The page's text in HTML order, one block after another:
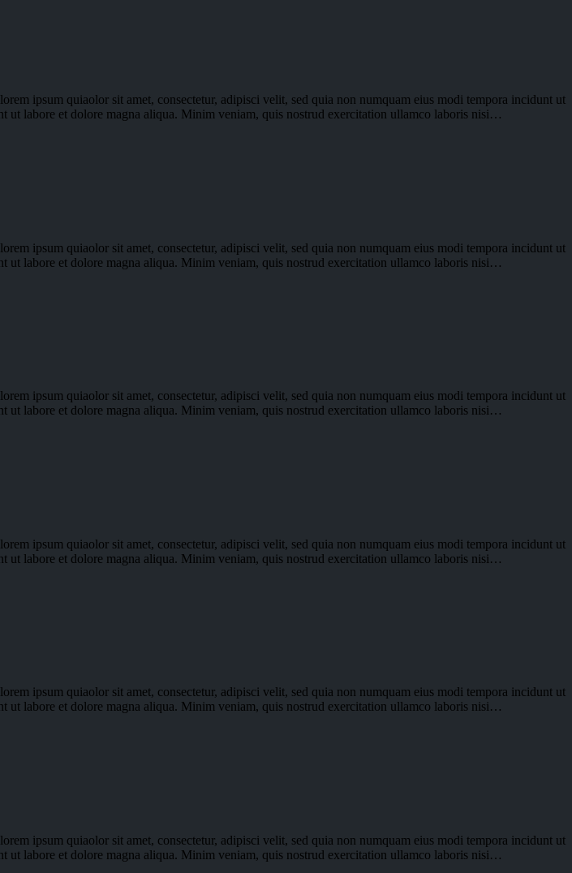
ipsum quiaolor sit amet, consectetur, adipisci velit, sed quia non numquam eius modi tempora incidunt ut
ut labore et dolore magna aliqua. Minim veniam, quis nostrud exercitation ullamco laboris nisi…
ipsum quiaolor sit amet, consectetur, adipisci velit, sed quia non numquam eius modi tempora incidunt ut
ut labore et dolore magna aliqua. Minim veniam, quis nostrud exercitation ullamco laboris nisi…
ipsum quiaolor sit amet, consectetur, adipisci velit, sed quia non numquam eius modi tempora incidunt ut
ut labore et dolore magna aliqua. Minim veniam, quis nostrud exercitation ullamco laboris nisi…
ipsum quiaolor sit amet, consectetur, adipisci velit, sed quia non numquam eius modi tempora incidunt ut
ut labore et dolore magna aliqua. Minim veniam, quis nostrud exercitation ullamco laboris nisi…
ipsum quiaolor sit amet, consectetur, adipisci velit, sed quia non numquam eius modi tempora incidunt ut
ut labore et dolore magna aliqua. Minim veniam, quis nostrud exercitation ullamco laboris nisi…
ipsum quiaolor sit amet, consectetur, adipisci velit, sed quia non numquam eius modi tempora incidunt ut
ut labore et dolore magna aliqua. Minim veniam, quis nostrud exercitation ullamco laboris nisi…